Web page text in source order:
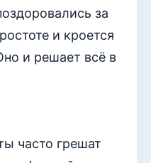
за
и кроется
и решает всё в
часто грешат